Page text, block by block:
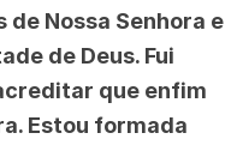
de Nossa Senhora e
de Deus. Fui
que enfim
Estou formada